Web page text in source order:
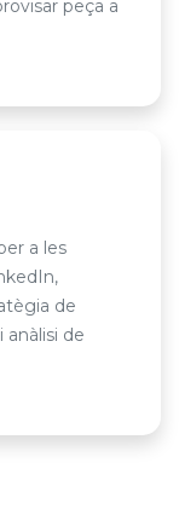
peça a
a les
de
anàlisi de